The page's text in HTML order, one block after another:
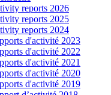
reports 2026
reports 2025
reports 2024
d'activité 2023
d'activité 2022
d'activité 2021
d'activité 2020
d'activité 2019